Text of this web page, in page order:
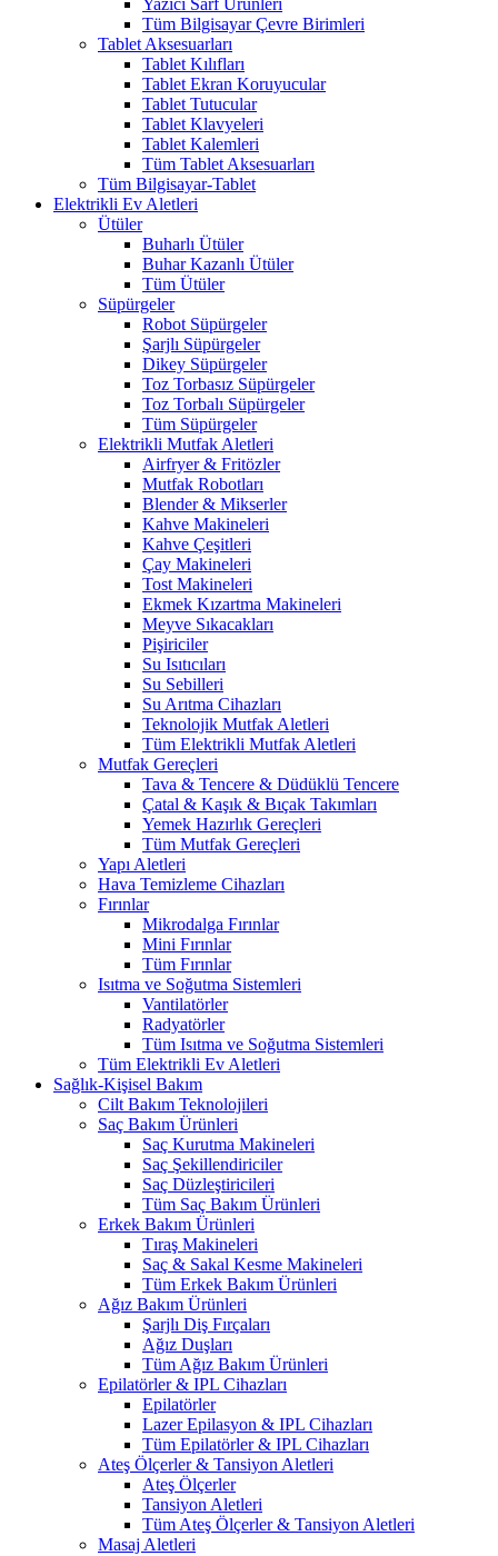
Yazıcı Sarf Ürünleri
Tüm Bilgisayar Çevre Birimleri
Tablet Aksesuarları
Tablet Kılıfları
Tablet Ekran Koruyucular
Tablet Tutucular
Tablet Klavyeleri
Tablet Kalemleri
Tüm Tablet Aksesuarları
Tüm Bilgisayar-Tablet
Elektrikli Ev Aletleri
Ütüler
Buharlı Ütüler
Buhar Kazanlı Ütüler
Tüm Ütüler
Süpürgeler
Robot Süpürgeler
Şarjlı Süpürgeler
Dikey Süpürgeler
Toz Torbasız Süpürgeler
Toz Torbalı Süpürgeler
Tüm Süpürgeler
Elektrikli Mutfak Aletleri
Airfryer & Fritözler
Mutfak Robotları
Blender & Mikserler
Kahve Makineleri
Kahve Çeşitleri
Çay Makineleri
Tost Makineleri
Ekmek Kızartma Makineleri
Meyve Sıkacakları
Pişiriciler
Su Isıtıcıları
Su Sebilleri
Su Arıtma Cihazları
Teknolojik Mutfak Aletleri
Tüm Elektrikli Mutfak Aletleri
Mutfak Gereçleri
Tava & Tencere & Düdüklü Tencere
Çatal & Kaşık & Bıçak Takımları
Yemek Hazırlık Gereçleri
Tüm Mutfak Gereçleri
Yapı Aletleri
Hava Temizleme Cihazları
Fırınlar
Mikrodalga Fırınlar
Mini Fırınlar
Tüm Fırınlar
Isıtma ve Soğutma Sistemleri
Vantilatörler
Radyatörler
Tüm Isıtma ve Soğutma Sistemleri
Tüm Elektrikli Ev Aletleri
Sağlık-Kişisel Bakım
Cilt Bakım Teknolojileri
Saç Bakım Ürünleri
Saç Kurutma Makineleri
Saç Şekillendiriciler
Saç Düzleştiricileri
Tüm Saç Bakım Ürünleri
Erkek Bakım Ürünleri
Tıraş Makineleri
Saç & Sakal Kesme Makineleri
Tüm Erkek Bakım Ürünleri
Ağız Bakım Ürünleri
Şarjlı Diş Fırçaları
Ağız Duşları
Tüm Ağız Bakım Ürünleri
Epilatörler & IPL Cihazları
Epilatörler
Lazer Epilasyon & IPL Cihazları
Tüm Epilatörler & IPL Cihazları
Ateş Ölçerler & Tansiyon Aletleri
Ateş Ölçerler
Tansiyon Aletleri
Tüm Ateş Ölçerler & Tansiyon Aletleri
Masaj Aletleri